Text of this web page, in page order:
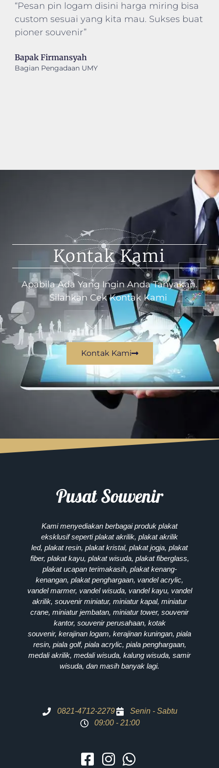
“Pesan pin logam disini harga miring bisa
custom sesuai yang kita mau. Sukses buat
pioner souvenir”
Bapak Firmansyah
Bagian Pengadaan UMY
Kontak Kami
Apabila Ada Yang Ingin Anda Tanyakan.
Silahkan Cek Kontak Kami
Kontak Kami
Pusat Souvenir
Kami menyediakan berbagai produk plakat
eksklusif seperti plakat akrilik, plakat akrilik
led, plakat resin, plakat kristal, plakat jogja, plakat
fiber, plakat kayu, plakat wisuda, plakat fiberglass,
plakat ucapan terimakasih, plakat kenang-
kenangan, plakat penghargaan, vandel acrylic,
vandel marmer, vandel wisuda, vandel kayu, vandel
akrilik, souvenir miniatur, miniatur kapal, miniatur
crane, miniatur jembatan, miniatur tower, souvenir
kantor, souvenir perusahaan, kotak
souvenir, kerajinan logam, kerajinan kuningan, piala
resin, piala golf, piala acrylic, piala penghargaan,
medali akrilik, medali wisuda, kalung wisuda, samir
wisuda, dan masih banyak lagi.
0821-4712-2279
Senin - Sabtu
09:00 - 21:00